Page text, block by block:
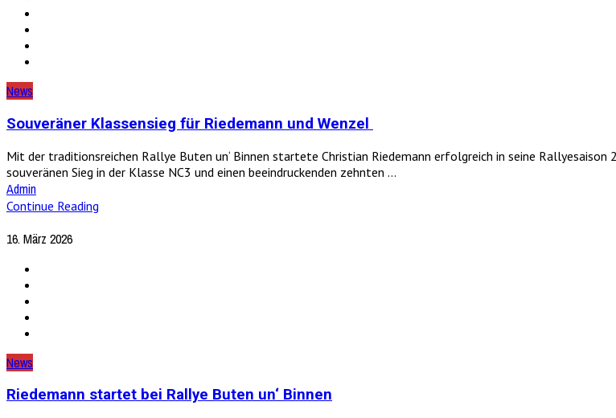
News
Souveräner Klassensieg für Riedemann und Wenzel
Mit der traditionsreichen Rallye Buten un‘ Binnen startete Christian Riedemann erfolgreich in seine
souveränen Sieg in der Klasse NC3 und einen beeindruckenden zehnten ...
Admin
Continue Reading
16. März 2026
News
Riedemann startet bei Rallye Buten un‘ Binnen